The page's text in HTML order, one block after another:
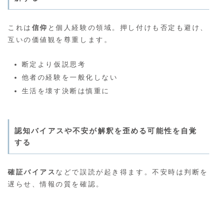
これは 信仰 と個人経験の領域。押し付けも否定も避け、
互いの価値観を尊重します。
断定より仮説思考
他者の経験を一般化しない
生活を壊す決断は慎重に
認知バイアスや不安が解釈を歪める可能性を自覚
する
確証バイアス などで誤読が起き得ます。不安時は判断を
遅らせ、情報の質を確認。